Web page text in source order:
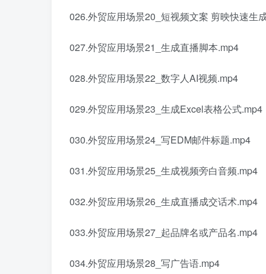
026.外贸应用场景20_短视频文案 剪映快速生
027.外贸应用场景21_生成直播脚本.mp4
028.外贸应用场景22_数字人AI视频.mp4
029.外贸应用场景23_生成Excel表格公式.mp4
030.外贸应用场景24_写EDM邮件标题.mp4
031.外贸应用场景25_生成视频旁白音频.mp4
032.外贸应用场景26_生成直播成交话术.mp4
033.外贸应用场景27_起品牌名或产品名.mp4
034.外贸应用场景28_写广告语.mp4